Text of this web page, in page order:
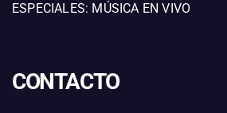
ESPECIALES: MÚSICA EN VIVO
CONTACTO